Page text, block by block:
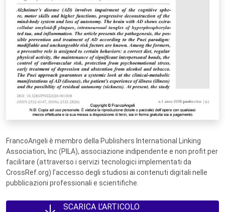
FrancoAngeli è membro della Publishers International Linking
Association, Inc (PILA), associazione indipendente e non profit per
facilitare (attraverso i servizi tecnologici implementati da
CrossRef.org) l’accesso degli studiosi ai contenuti digitali nelle
pubblicazioni professionali e scientifiche.
SCARICA L'ARTICOLO